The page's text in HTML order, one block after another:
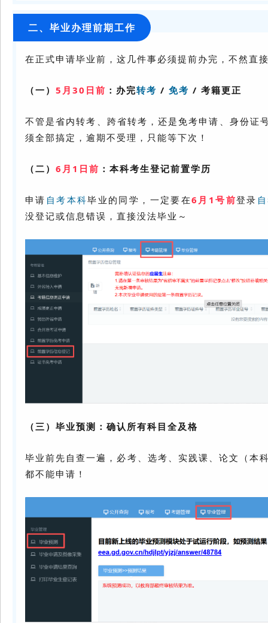
二、 毕业办理前期工作
在正式申请毕业前，这几件事必须提前办完，不然直
（一） 5月30日前 ：办完转考 / 免考 / 考籍更正
不管是省内转考、跨省转考，还是免考申请、身份证
须全部搞定，逾期不受理，只能等下次！
（二） 6月1日前 ：本科考生登记前置学历
申请 自考本科毕业的同学，一定要在6月1号前登录
没登记或信息错误，直接没法毕业～
（三）毕业预测：确认所有科目全及格
毕业前先自查一遍，必考、选考、实践课、论文（本
都不能申请！